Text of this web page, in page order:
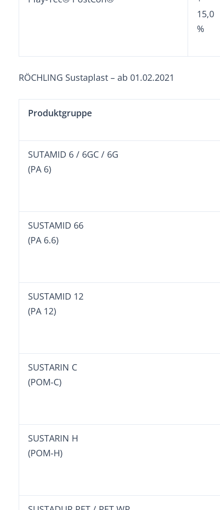
15,0
%
RÖCHLING Sustaplast – ab 01.02.2021
Produktgruppe
SUTAMID 6 / 6GC /
(PA 6)
SUSTAMID
(PA 6.6)
SUSTAMID
(PA 12)
SUSTARIN
(POM-C)
SUSTARIN
(POM-H)